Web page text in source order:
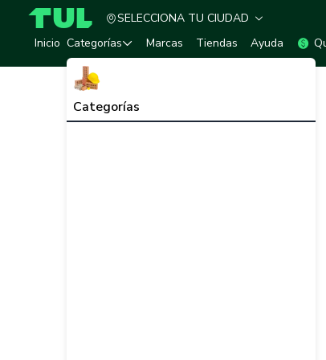
TUL - Tu Marketplace de Construcción
SELECCIONA TU CIUDAD
Inicio Categorías
Categorías
Marcas Tiendas Ayuda